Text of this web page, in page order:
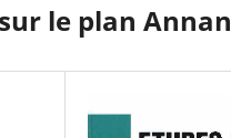
le plan Annan